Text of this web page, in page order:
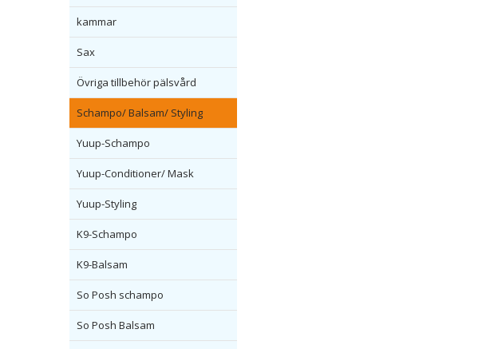
kammar
Sax
Övriga tillbehör pälsvård
Schampo/ Balsam/ Styling
Yuup-Schampo
Yuup-Conditioner/ Mask
Yuup-Styling
K9-Schampo
K9-Balsam
So Posh schampo
So Posh Balsam